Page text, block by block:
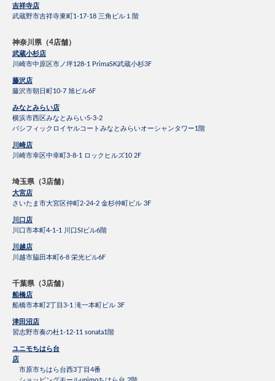
吉祥寺店
武蔵野市吉祥寺東町1-17-18 三角ビル１階
神奈川県（4店舗）
武蔵小杉店
川崎市中原区市ノ坪128-1 PrimaSK武蔵小杉3F
藤沢店
藤沢市朝日町10-7 旭ビル6F
みなとみらい店
横浜市西区みなとみらい5-3-2
パシフィックロイヤルコートみなとみらいオーシャンタワー1階
川崎店
川崎市幸区中幸町3-8-1 ロックヒルズ10 2F
埼玉県（3店舗）
大宮店
さいたま市大宮区仲町2-24-2 金杉仲町ビル 3F
川口店
川口市本町4-1-1 川口SIビル6階
川越店
川越市脇田本町6-8 栄光ビル6F
千葉県（3店舗）
船橋店
船橋市本町2丁目3-1 滝一本町ビル 3F
津田沼店
習志野市奏の杜1-12-11 sonata1階
ユニモちはら台
店
市原市ちはら台西3丁目4番